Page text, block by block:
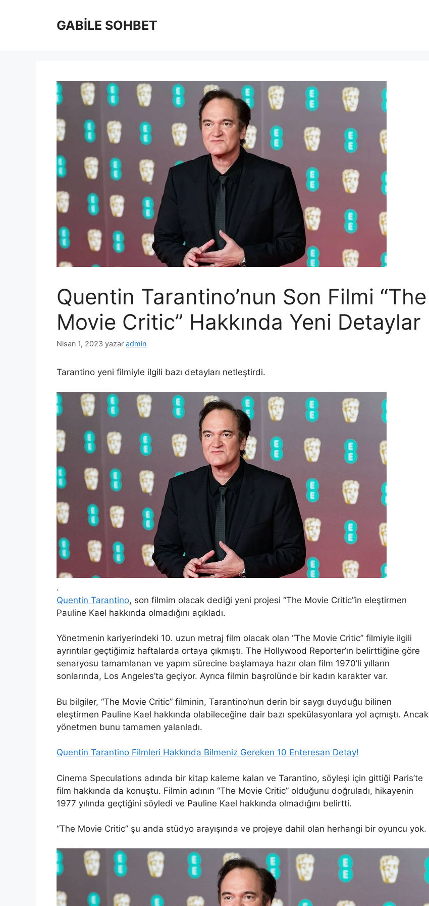
GABİLE SOHBET
Quentin Tarantino’nun Son Filmi “The
Movie Critic” Hakkında Yeni Detaylar
Nisan 1, 2023 yazar admin
Tarantino yeni filmiyle ilgili bazı detayları netleştirdi.
.
Quentin Tarantino, son filmim olacak dediği yeni projesi “The Movie Critic”in eleştirmen
Pauline Kael hakkında olmadığını açıkladı.
Yönetmenin kariyerindeki 10. uzun metraj film olacak olan “The Movie Critic” filmiyle ilgili
ayrıntılar geçtiğimiz haftalarda ortaya çıkmıştı. The Hollywood Reporter’ın belirttiğine göre
senaryosu tamamlanan ve yapım sürecine başlamaya hazır olan film 1970’li yılların
sonlarında, Los Angeles’ta geçiyor. Ayrıca filmin başrolünde bir kadın karakter var.
Bu bilgiler, “The Movie Critic” filminin, Tarantino’nun derin bir saygı duyduğu bilinen
eleştirmen Pauline Kael hakkında olabileceğine dair bazı spekülasyonlara yol açmıştı. Ancak
yönetmen bunu tamamen yalanladı.
Quentin Tarantino Filmleri Hakkında Bilmeniz Gereken 10 Enteresan Detay!
Cinema Speculations adında bir kitap kaleme kalan ve Tarantino, söyleşi için gittiği Paris’te
film hakkında da konuştu. Filmin adının “The Movie Critic” olduğunu doğruladı, hikayenin
1977 yılında geçtiğini söyledi ve Pauline Kael hakkında olmadığını belirtti.
“The Movie Critic” şu anda stüdyo arayışında ve projeye dahil olan herhangi bir oyuncu yok.